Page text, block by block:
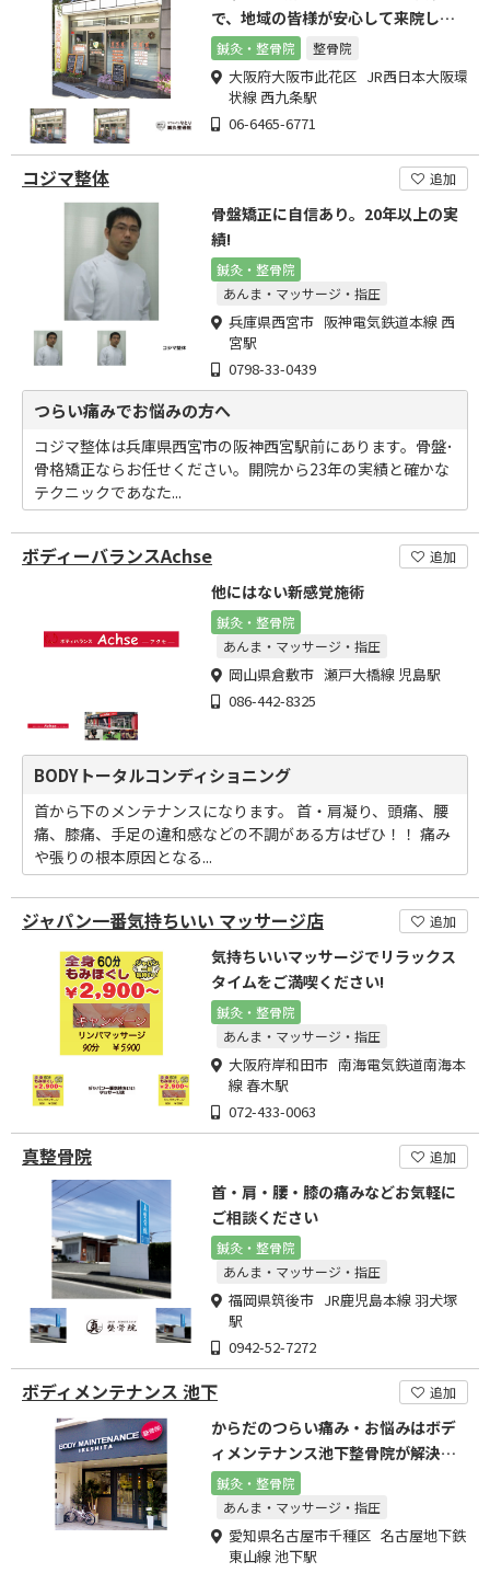
で、地域の皆様が安心して来院して
頂けます
鍼灸・整骨院 整骨院
大阪府大阪市此花区 JR西日本大阪環
状線 西九条駅
06-6465-6771
コジマ整体 追加
骨盤矯正に自信あり。20年以上の実
績!
鍼灸・整骨院
あんま・マッサージ・指圧
兵庫県西宮市 阪神電気鉄道本線 西
宮駅
0798-33-0439
つらい痛みでお悩みの方へ
コジマ整体は兵庫県西宮市の阪神西宮駅前にあります。骨盤･
骨格矯正ならお任せください。開院から23年の実績と確かな
テクニックであなた...
ボディーバランスAchse 追加
他にはない新感覚施術
鍼灸・整骨院
あんま・マッサージ・指圧
岡山県倉敷市 瀬戸大橋線 児島駅
086-442-8325
BODYトータルコンディショニング
首から下のメンテナンスになります。 首・肩凝り、頭痛、腰
痛、膝痛、手足の違和感などの不調がある方はぜひ！！ 痛み
や張りの根本原因となる...
ジャパン一番気持ちいい マッサージ店 追加
気持ちいいマッサージでリラックス
タイムをご満喫ください!
鍼灸・整骨院
あんま・マッサージ・指圧
大阪府岸和田市 南海電気鉄道南海本
線 春木駅
072-433-0063
真整骨院 追加
首・肩・腰・膝の痛みなどお気軽に
ご相談ください
鍼灸・整骨院
あんま・マッサージ・指圧
福岡県筑後市 JR鹿児島本線 羽犬塚
駅
0942-52-7272
ボディメンテナンス 池下 追加
からだのつらい痛み・お悩みはボデ
ィメンテナンス池下整骨院が解決し
ます！
鍼灸・整骨院
あんま・マッサージ・指圧
愛知県名古屋市千種区 名古屋地下鉄
東山線 池下駅